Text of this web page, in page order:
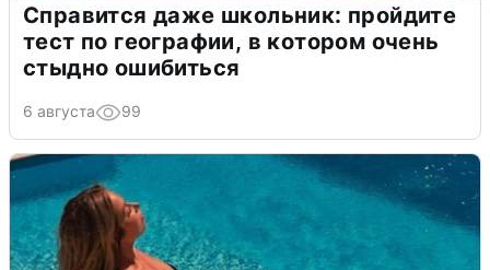
Справится даже школьник: пройдите
тест по географии, в котором очень
стыдно ошибиться
6 августа 99